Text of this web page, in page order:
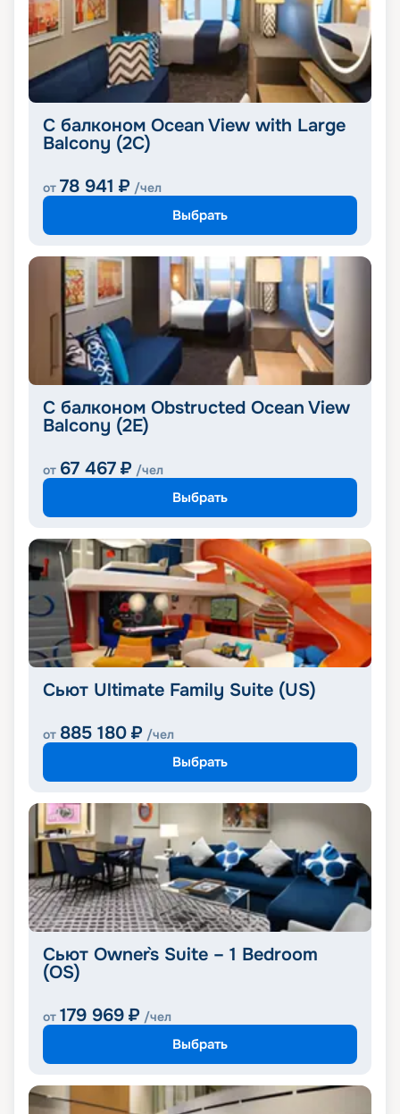
С балконом Ocean View with Large
Balcony (2C)
от 78 941 ₽ /чел
Выбрать
С балконом Obstructed Ocean View
Balcony (2E)
от 67 467 ₽ /чел
Выбрать
Сьют Ultimate Family Suite (US)
от 885 180 ₽ /чел
Выбрать
Сьют Owner`s Suite – 1 Bedroom
(OS)
от 179 969 ₽ /чел
Выбрать